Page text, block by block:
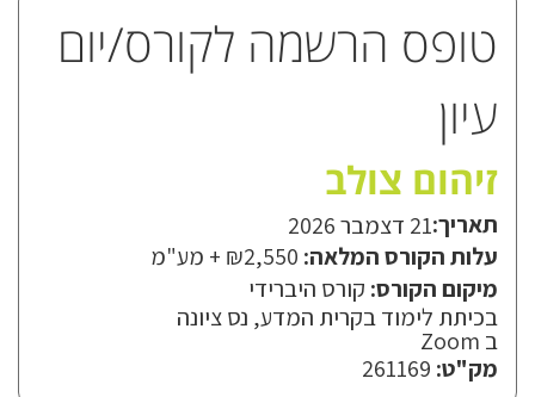
טופס הרשמה לקורס/יום
עיון
זיהום צולב
תאריך:21 דצמבר 2026
עלות הקורס המלאה: ₪2,550 + מע"מ
מיקום הקורס: קורס היברידי
בכיתת לימוד בקרית המדע, נס ציונה
ב Zoom
מק"ט: 261169